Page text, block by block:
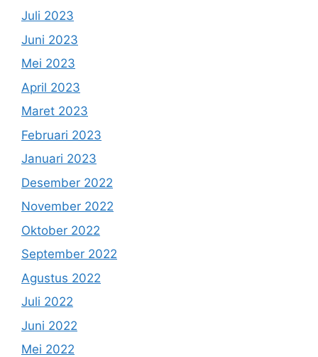
Juli 2023
Juni 2023
Mei 2023
April 2023
Maret 2023
Februari 2023
Januari 2023
Desember 2022
November 2022
Oktober 2022
September 2022
Agustus 2022
Juli 2022
Juni 2022
Mei 2022